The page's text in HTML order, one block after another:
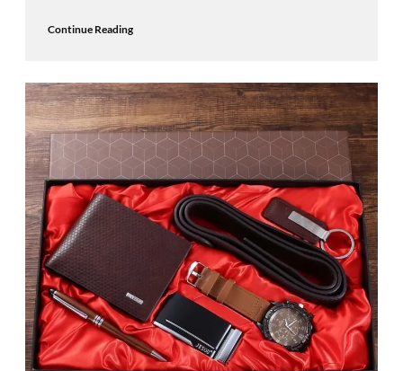
Continue Reading